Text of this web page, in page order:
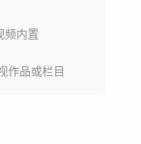
频内置
作品或栏目